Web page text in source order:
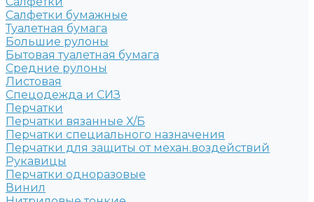
Салфетки бумажные
Туалетная бумага
Большие рулоны
Бытовая туалетная бумага
Средние рулоны
Листовая
Спецодежда и СИЗ
Перчатки
Перчатки вязанные Х/Б
Перчатки специального назначения
Перчатки для защиты от механ.воздействий
Рукавицы
Перчатки одноразовые
Винил